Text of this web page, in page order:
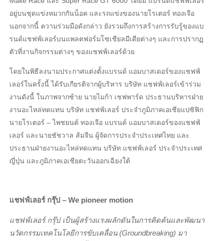
อยู่บนชุดแข่งหมวกกันน็อค และรถแข่งของนายโรเตอร์ ทองเจือ
นอกจากนี้ ความร่วมมือดังกล่าว ยังรวมถึงการสร้างการรับรู้ของแบ
รนด์แชฟฟ์เลอร์บนแพลตฟอร์มโซเชียลมีเดียต่างๆ และการปรากฏ
ตัวที่งานกิจกรรมต่างๆ ของแชฟฟ์เลอร์ด้วย
โดยในพิธีลงนามประกาศแต่งตั้งแบรนด์ แอมบาสเดอร์ของแชฟฟ์
เลอร์ในครั้งนี้ ได้รับเกียรติจากผู้บริหาร บริษัท แชฟฟ์เลอร์เข้าร่วม
งานดังนี้ ในภาพจากซ้าย นายไมก้า เชฟพาร์ด ประธานบริหารฝ่าย
งานอะไหล่ทดแทน บริษัท แชฟฟ์เลอร์ ประจำภูมิภาคเอเชียแปซิฟิก
นายโรเตอร์ – ไพชยนต์ ทองเจือ แบรนด์ แอมบาสเดอร์ของแชฟฟ์
เลอร์ และนายชัชวาล ส้มจีน ผู้จัดการประจำประเทศไทย และ
ประธานฝ่ายงานอะไหล่ทดแทน บริษัท แชฟฟ์เลอร์ ประจำประเทศ
ญี่ปุ่น และภูมิภาคเอเชียตะวันออกเฉียงใต้
แชฟฟ์เลอร์ กรุ๊ป – We pioneer motion
แชฟฟ์เลอร์ กรุ๊ป เป็นผู้สร้างแรงผลักดันในการคิดค้นและพัฒนา
นวัตกรรมเทคโนโลยีการขับเคลื่อน (Groundbreaking) มา